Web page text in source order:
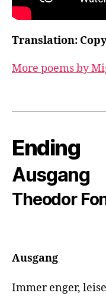
Translation:
More poems by
Ending
Ausgang
Theodor
Ausgang
Immer enger,